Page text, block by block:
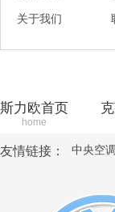
关于我们
斯力欧首页
home
友情链接： 中央空